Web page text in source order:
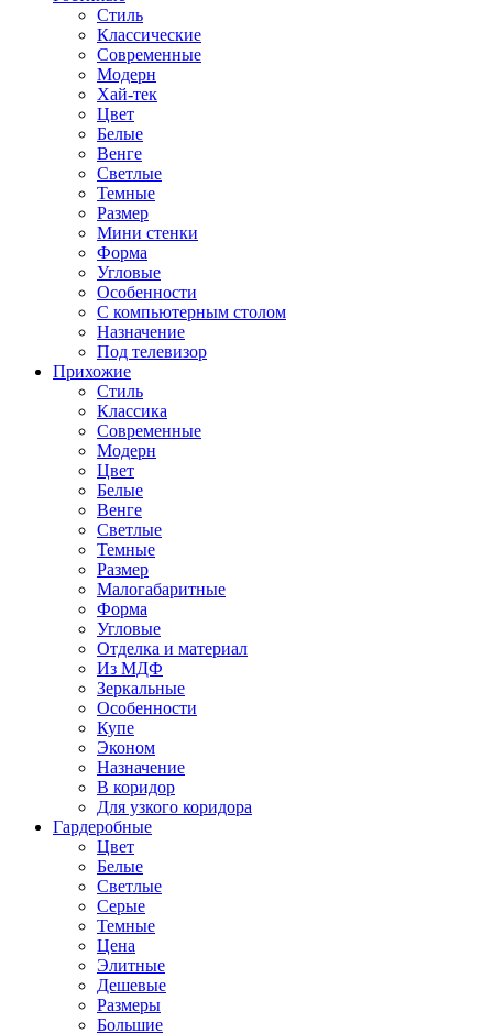
Стиль
Классические
Современные
Модерн
Хай-тек
Цвет
Белые
Венге
Светлые
Темные
Размер
Мини стенки
Форма
Угловые
Особенности
С компьютерным столом
Назначение
Под телевизор
Прихожие
Стиль
Классика
Современные
Модерн
Цвет
Белые
Венге
Светлые
Темные
Размер
Малогабаритные
Форма
Угловые
Отделка и материал
Из МДФ
Зеркальные
Особенности
Купе
Эконом
Назначение
В коридор
Для узкого коридора
Гардеробные
Цвет
Белые
Светлые
Серые
Темные
Цена
Элитные
Дешевые
Размеры
Большие